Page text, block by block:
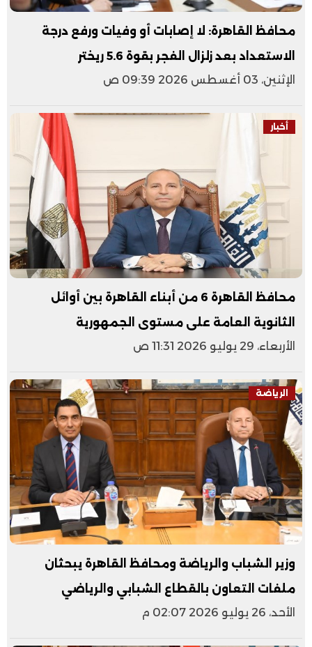
محافظ القاهرة: لا إصابات أو وفيات ورفع درجة
الاستعداد بعد زلزال الفجر بقوة 5.6 ريختر
الإثنين، 03 أغسطس 2026 09:39 ص
أخبار
محافظ القاهرة 6 من أبناء القاهرة بين أوائل
الثانوية العامة على مستوى الجمهورية
الأربعاء، 29 يوليو 2026 11:31 ص
الرياضة
وزير الشباب والرياضة ومحافظ القاهرة يبحثان
ملفات التعاون بالقطاع الشبابي والرياضي
الأحد، 26 يوليو 2026 02:07 م